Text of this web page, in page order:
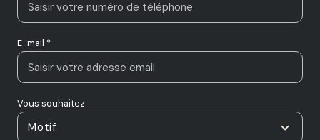
E-mail *
Vous souhaitez
Motif